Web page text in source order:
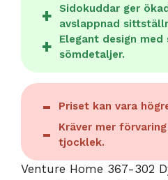
Sidokuddar ger
avslappnad
Elegant design
sömdetaljer.
Priset kan vara
Kräver mer
tjocklek.
Venture Home 367-302